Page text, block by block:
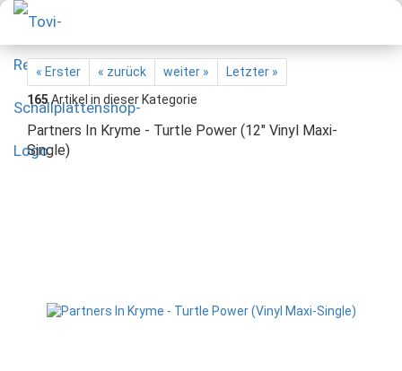
« Erster « zurück weiter »
Letzter »
165Artikel in dieser Kategorie
Partners In Kryme - Turtle Power (12" Vinyl Maxi-
Single)